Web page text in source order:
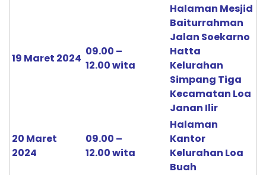
19 Maret 2024
09.00 –
12.00 wita
Halaman Mesjid
Baiturrahman
Jalan Soekarno
Hatta
Kelurahan
Simpang Tiga
Kecamatan Loa
Janan Ilir
20 Maret
2024
09.00 –
12.00 wita
Halaman
Kantor
Kelurahan Loa
Buah